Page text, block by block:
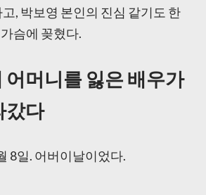
, 박보영 본인의 진심 같기도 한
슴에 꽂혔다.
어머니를 잃은 배우가
갔다
8일. 어버이날이었다.